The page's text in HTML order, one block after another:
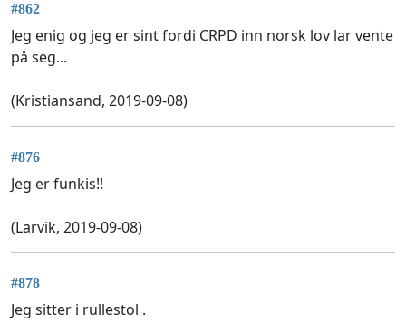
#862
Jeg enig og jeg er sint fordi CRPD inn norsk lov lar vente
på seg...
(Kristiansand, 2019-09-08)
#876
Jeg er funkis!!
(Larvik, 2019-09-08)
#878
Jeg sitter i rullestol .